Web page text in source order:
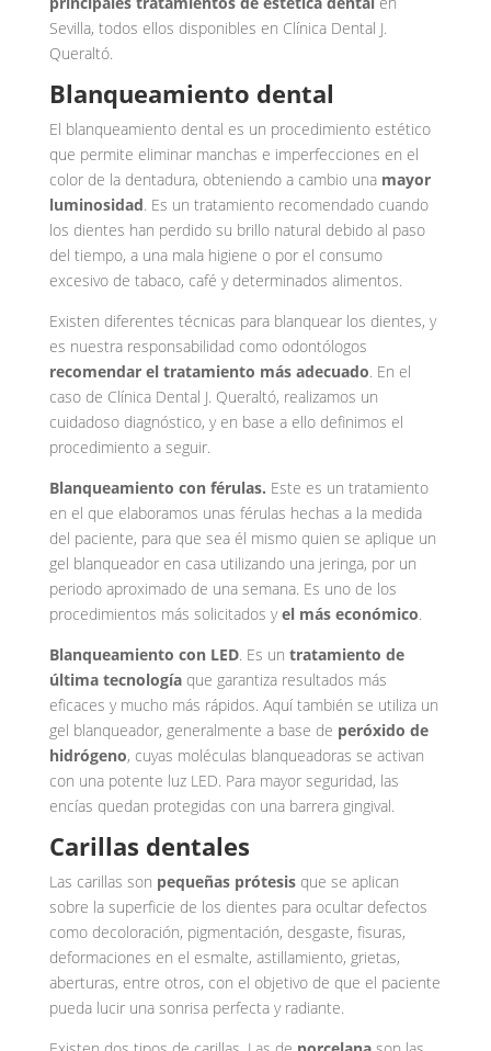
Sevilla, todos ellos disponibles en Clínica Dental J.
Queraltó.
Blanqueamiento dental
El blanqueamiento dental es un procedimiento estético
que permite eliminar manchas e imperfecciones en el
color de la dentadura, obteniendo a cambio una mayor
luminosidad. Es un tratamiento recomendado cuando
los dientes han perdido su brillo natural debido al paso
del tiempo, a una mala higiene o por el consumo
excesivo de tabaco, café y determinados alimentos.
Existen diferentes técnicas para blanquear los dientes, y
es nuestra responsabilidad como odontólogos
recomendar el tratamiento más adecuado. En el
caso de Clínica Dental J. Queraltó, realizamos un
cuidadoso diagnóstico, y en base a ello definimos el
procedimiento a seguir.
Blanqueamiento con férulas. Este es un tratamiento
en el que elaboramos unas férulas hechas a la medida
del paciente, para que sea él mismo quien se aplique un
gel blanqueador en casa utilizando una jeringa, por un
periodo aproximado de una semana. Es uno de los
procedimientos más solicitados yel más económico.
Blanqueamiento con LED. Es un tratamiento de
última tecnologíaque garantiza resultados más
eficaces y mucho más rápidos. Aquí también se utiliza un
gel blanqueador, generalmente a base de peróxido de
hidrógeno, cuyas moléculas blanqueadoras se activan
con una potente luz LED. Para mayor seguridad, las
encías quedan protegidas con una barrera gingival.
Carillas dentales
Las carillas son pequeñas prótesisque se aplican
sobre la superficie de los dientes para ocultar defectos
como decoloración, pigmentación, desgaste, fisuras,
deformaciones en el esmalte, astillamiento, grietas,
aberturas, entre otros, con el objetivo de que el paciente
pueda lucir una sonrisa perfecta y radiante.